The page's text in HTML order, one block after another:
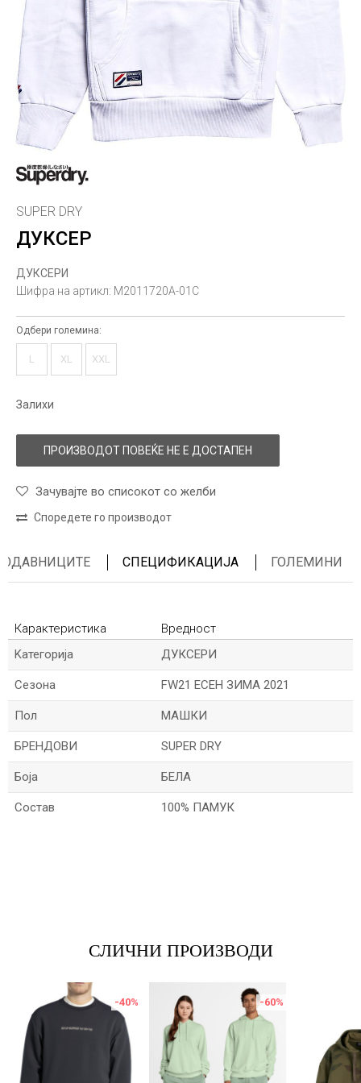
SUPER DRY
ДУКСЕР
ДУКСЕРИ
Шифра на артикл: M2011720A-01C
Одбери големина:
L XL XXL
Залихи
ПРОИЗВОДОТ ПОВЕЌЕ НЕ Е ДОСТАПЕН
Зачувајте во списокот со желби
Споредете го производот
СПЕЦИФИКАЦИЈА ГОЛЕМИНИ
Карактеристика
Вредност
Kатегорија
ДУКСЕРИ
Сезона FW21 ЕСЕН ЗИМА 2021
Пол МАШКИ
БРЕНДОВИ SUPER DRY
Боја БЕЛА
Состав 100% ПАМУК
СЛИЧНИ ПРОИЗВОДИ
-40% -60%